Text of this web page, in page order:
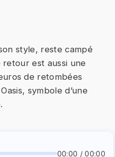
style, reste campé
est aussi une
de retombées
symbole d’une
00:00 / 00:00